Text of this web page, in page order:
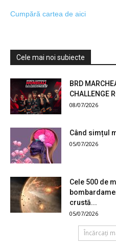
Cumpără cartea de aici
Cele mai noi subiecte
BRD
CHALLENGE
08/07/2026
Când simțul
05/07/2026
Cele 500 de
crustă...
05/07/2026
Încărcați